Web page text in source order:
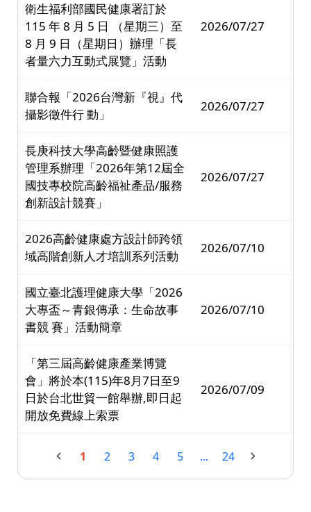
衛生福利部國民健康署訂於
115 年 8 月 5 日 （星期三）至
8 月 9 日（星期日）辦理「長
者量六力互動式展覽」活動
2026/07/27
聯合報「2026台灣新『視』代
攝影徵件行 動」
2026/07/27
長庚科技大學高齡暨健康照護
管理系辦理「2026年第12屆全
國技專校院高齡福祉產品/服務
創新設計競賽」
2026/07/27
2026高齡健康處方設計師跨領
域高階創新人才培訓系列活動
2026/07/10
國立臺北護理健康大學「2026
大專盃～青銀傳承：生命故事
書競 賽」活動簡章
2026/07/10
「第三屆高齡健康產業博覽
會」將於本(115)年8月7日至9
日於台北世貿一館舉辦,即日起
開放免費線上索票
2026/07/09
1 2 3 4 5 ... 24